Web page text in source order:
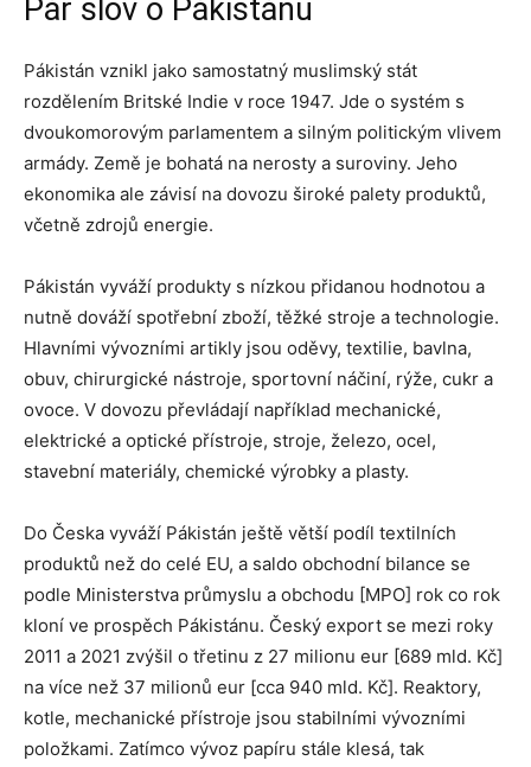
Pár slov o Pákistánu
Pákistán vznikl jako samostatný muslimský stát
rozdělením Britské Indie v roce 1947. Jde o systém s
dvoukomorovým parlamentem a silným politickým vlivem
armády. Země je bohatá na nerosty a suroviny. Jeho
ekonomika ale závisí na dovozu široké palety produktů,
včetně zdrojů energie.
Pákistán vyváží produkty s nízkou přidanou hodnotou a
nutně dováží spotřební zboží, těžké stroje a technologie.
Hlavními vývozními artikly jsou oděvy, textilie, bavlna,
obuv, chirurgické nástroje, sportovní náčiní, rýže, cukr a
ovoce. V dovozu převládají například mechanické,
elektrické a optické přístroje, stroje, železo, ocel,
stavební materiály, chemické výrobky a plasty.
Do Česka vyváží Pákistán ještě větší podíl textilních
produktů než do celé EU, a saldo obchodní bilance se
podle Ministerstva průmyslu a obchodu [MPO] rok co rok
kloní ve prospěch Pákistánu. Český export se mezi roky
2011 a 2021 zvýšil o třetinu z 27 milionu eur [689 mld. Kč]
na více než 37 milionů eur [cca 940 mld. Kč]. Reaktory,
kotle, mechanické přístroje jsou stabilními vývozními
položkami. Zatímco vývoz papíru stále klesá, tak